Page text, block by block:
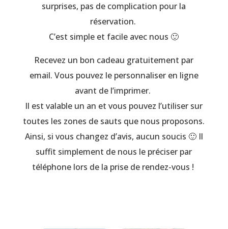
surprises, pas de complication pour la
réservation.
C’est simple et facile avec nous 🙂
Recevez un bon cadeau gratuitement par
email. Vous pouvez le personnaliser en ligne
avant de l’imprimer.
Il est valable un an et vous pouvez l’utiliser sur
toutes les zones de sauts que nous proposons.
Ainsi, si vous changez d’avis, aucun soucis 🙂 Il
suffit simplement de nous le préciser par
téléphone lors de la prise de rendez-vous !